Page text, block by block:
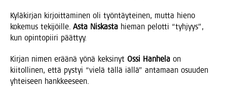
Kylä­kir­jan kir­joit­ta­mi­nen oli työn­täy­tei­nen, mut­ta hie­no
koke­mus teki­jöil­le. Asta Nis­kas­ta hie­man pelot­ti “tyh­jyys”,
kun opin­to­pii­ri päättyy.
Kir­jan nimen erää­nä yönä kek­si­nyt Ossi Han­he­la on
kii­tol­li­nen, että pys­tyi “vie­lä täl­lä iäl­lä” anta­maan osuu­den
yhtei­seen hankkeeseen.